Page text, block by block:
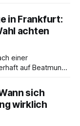
in Frankfurt:
achten
einer
auf Beatmung
schwierige
der Klinik bleiben –
außerklinische
Sie
sich
wirklich